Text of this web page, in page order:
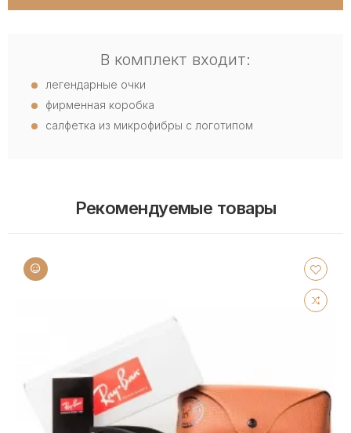
В комплект входит:
легендарные очки
фирменная коробка
салфетка из микрофибры с логотипом
Рекомендуемые товары